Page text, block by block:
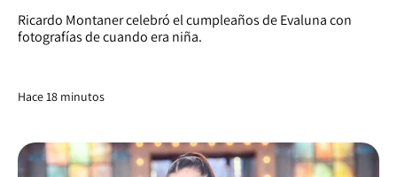
Ricardo Montaner celebró el cumpleaños de Evaluna con
fotografías de cuando era niña.
Hace 18 minutos